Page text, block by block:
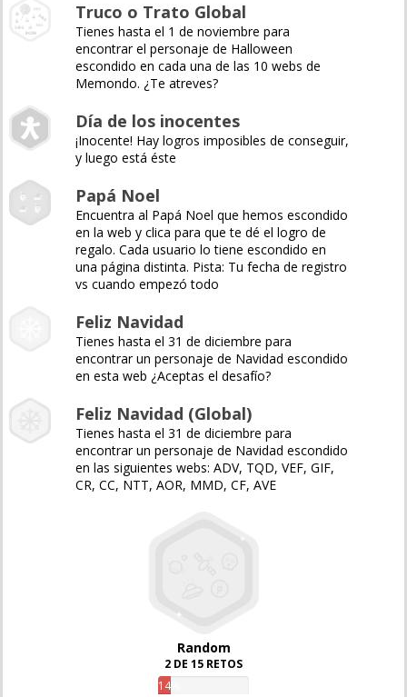
Truco o Trato Global
Tienes hasta el 1 de noviembre para
encontrar el personaje de Halloween
escondido en cada una de las 10 webs de
Memondo. ¿Te atreves?
Día de los inocentes
¡Inocente! Hay logros imposibles de conseguir,
y luego está éste
Papá Noel
Encuentra al Papá Noel que hemos escondido
en la web y clica para que te dé el logro de
regalo. Cada usuario lo tiene escondido en
una página distinta. Pista: Tu fecha de registro
vs cuando empezó todo
Feliz Navidad
Tienes hasta el 31 de diciembre para
encontrar un personaje de Navidad escondido
en esta web ¿Aceptas el desafío?
Feliz Navidad (Global)
Tienes hasta el 31 de diciembre para
encontrar un personaje de Navidad escondido
en las siguientes webs: ADV, TQD, VEF, GIF,
CR, CC, NTT, AOR, MMD, CF, AVE
Random
2 DE 15 RETOS
14%